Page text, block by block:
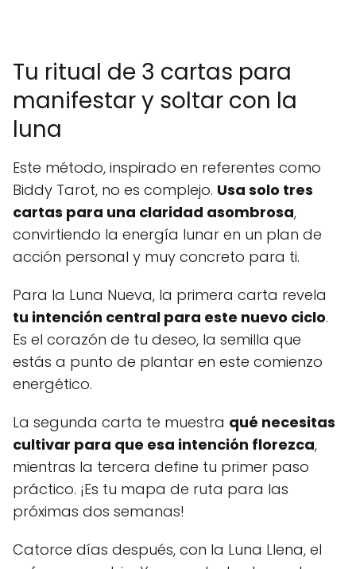
Tu ritual de 3 cartas para
manifestar y soltar con la
luna
Este método, inspirado en referentes como
Biddy Tarot, no es complejo. Usa solo tres
cartas para una claridad asombrosa,
convirtiendo la energía lunar en un plan de
acción personal y muy concreto para ti.
Para la Luna Nueva, la primera carta revela
tu intención central para este nuevo ciclo.
Es el corazón de tu deseo, la semilla que
estás a punto de plantar en este comienzo
energético.
La segunda carta te muestra qué necesitas
cultivar para que esa intención florezca,
mientras la tercera define tu primer paso
práctico. ¡Es tu mapa de ruta para las
próximas dos semanas!
Catorce días después, con la Luna Llena, el